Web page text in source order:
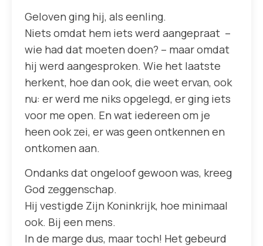
Geloven ging hij, als eenling.
Niets omdat hem iets werd aangepraat –
wie had dat moeten doen? – maar omdat
hij werd aangesproken. Wie het laatste
herkent, hoe dan ook, die weet ervan, ook
nu: er werd me niks opgelegd, er ging iets
voor me open. En wat iedereen om je
heen ook zei, er was geen ontkennen en
ontkomen aan.
Ondanks dat ongeloof gewoon was, kreeg
God zeggenschap.
Hij vestigde Zijn Koninkrijk, hoe minimaal
ook. Bij een mens.
In de marge dus, maar toch! Het gebeurd